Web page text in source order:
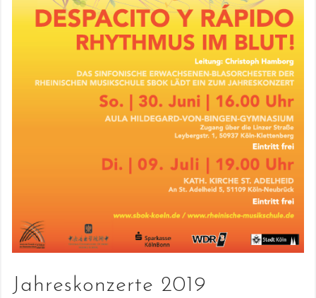
Jahreskonzerte 2019